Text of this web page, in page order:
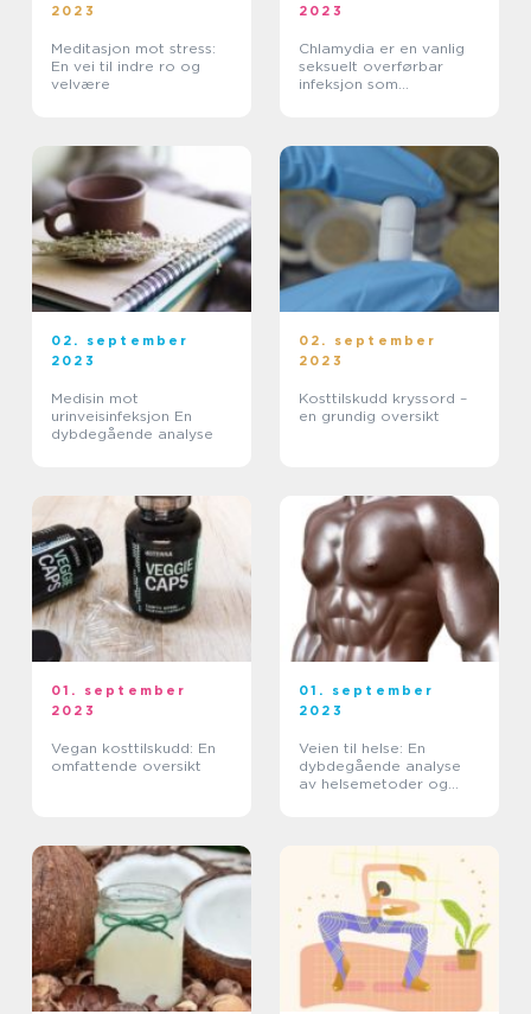
2023
Meditasjon mot stress:
En vei til indre ro og
velvære
2023
Chlamydia er en vanlig
seksuelt overførbar
infeksjon som
02. september
2023
Medisin mot
urinveisinfeksjon En
dybdegående analyse
02. september
2023
Kosttilskudd kryssord –
en grundig oversikt
01. september
2023
Vegan kosttilskudd: En
omfattende oversikt
01. september
2023
Veien til helse: En
dybdegående analyse
av helsemetoder og